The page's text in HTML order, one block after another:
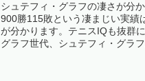
シュテフィ・グラフの凄さが分
900勝115敗という凄まじい実績
が分かります。テニスIQも抜群
グラフ世代、シュテフィ・グラ